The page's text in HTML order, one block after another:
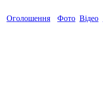
Оголошення Фото Відео